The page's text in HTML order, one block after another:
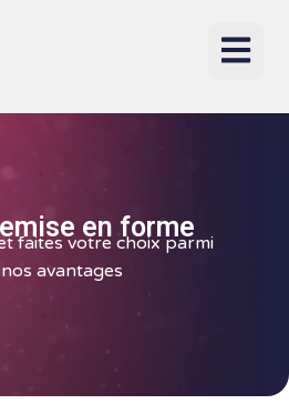
en forme
faites votre choix parmi
avantages